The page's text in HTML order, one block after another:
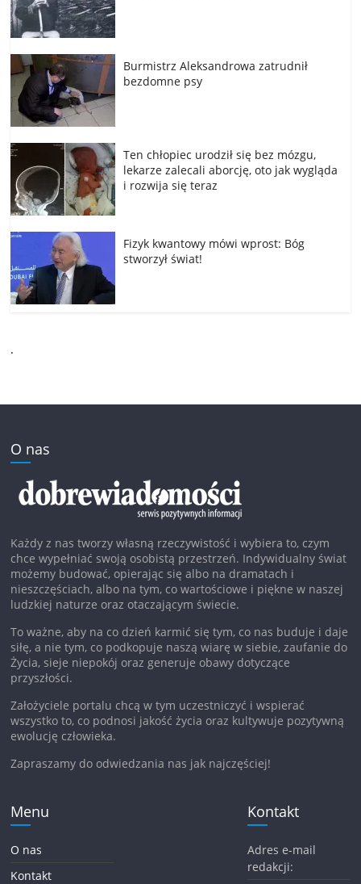
Burmistrz Aleksandrowa zatrudnił
bezdomne psy
Ten chłopiec urodził się bez mózgu,
lekarze zalecali aborcję, oto jak wygląda
i rozwija się teraz
Fizyk kwantowy mówi wprost: Bóg
stworzył świat!
.
O nas
Każdy z nas tworzy własną rzeczywistość i wybiera to, czym
chce wypełniać swoją osobistą przestrzeń. Indywidualny świat
możemy budować, opierając się albo na dramatach i
nieszczęściach, albo na tym, co wartościowe i piękne w naszej
ludzkiej naturze oraz otaczającym świecie.
To ważne, aby na co dzień karmić się tym, co nas buduje i daje
siłę, a nie tym, co podkopuje naszą wiarę w siebie, zaufanie do
Życia, sieje niepokój oraz generuje obawy dotyczące
przyszłości.
Założyciele portalu chcą w tym uczestniczyć i wspierać
wszystko to, co podnosi jakość życia oraz kultywuje pozytywną
ewolucję człowieka.
Zapraszamy do odwiedzania nas jak najczęściej!
Menu
O nas
Kontakt
Kontakt
Adres e-mail
redakcji: